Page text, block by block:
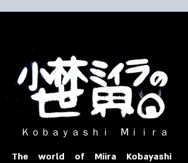
ｏｂａｙａｓｈｉ Ⅿｉｉｒａ​
The world of Miira Kobayashi